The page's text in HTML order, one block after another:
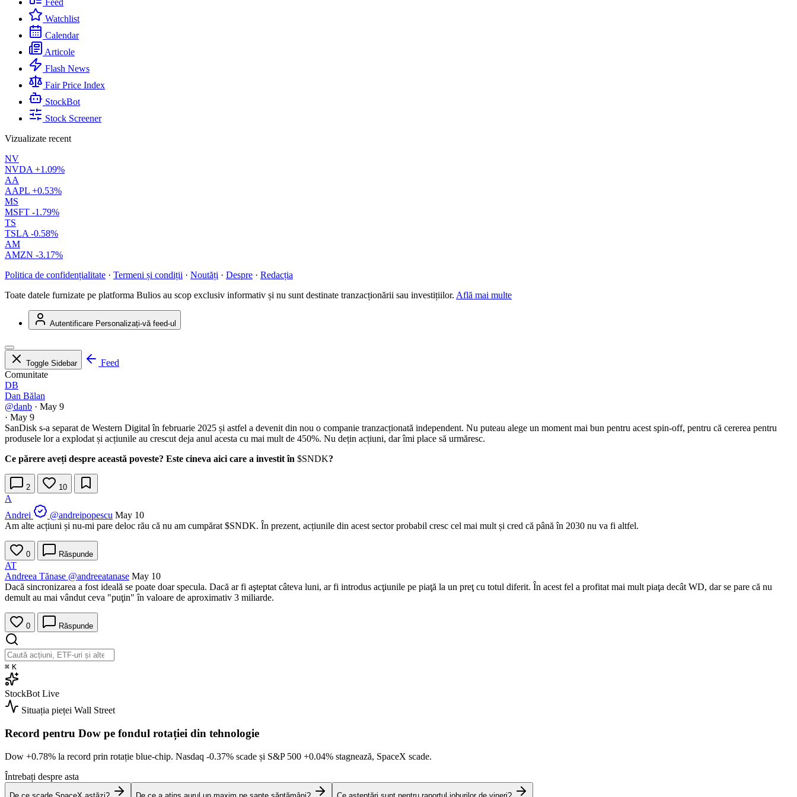
Feed
Watchlist
Calendar
Articole
Flash News
Fair Price Index
StockBot
Stock Screener
Vizualizate recent
NV
NVDA +1.09%
AA
AAPL +0.53%
MS
MSFT -1.79%
TS
TSLA -0.58%
AM
AMZN -3.17%
Politica de confidențialitate · Termeni și condiții · Noutăți · Despre · Redacția
Toate datele furnizate pe platforma Bulios au scop exclusiv informativ și nu sunt destinate tranzacționării sau investițiilor. Află mai multe
Autentificare Personalizați-vă feed-ul
Toggle Sidebar
Feed
Comunitate
DB
Dan Bălan
@danb · May 9
· May 9
SanDisk s-a separat de Western Digital în februarie 2025 și astfel a devenit din nou o companie tranzacționată independent. Nu puteau alege un moment mai bun pentru acest spin-off, pentru că cererea pentru
produsele lor a explodat și acțiunile au crescut deja anul acesta cu mai mult de 450%. Nu dețin acțiuni, dar îmi place să urmăresc.
Ce părere aveți despre această poveste? Este cineva aici care a investit în $SNDK?
2 10
A
Andrei
@andreipopescu May 10
Am alte acțiuni și nu-mi pare deloc rău că nu am cumpărat $SNDK. În prezent, acțiunile din acest sector probabil cresc cel mai mult și cred că până în 2030 nu va fi altfel.
0 Răspunde
AT
Andreea Tănase @andreeatanase May 10
Dacă sincronizarea a fost ideală se poate doar specula. Dacă ar fi aşteptat câteva luni, ar fi introdus acţiunile pe piaţă la un preţ cu totul diferit. În acest fel a profitat mai mult piaţa decât WD, dar se pare că nu
demult au mai vândut ceva "puţin" în valoare de aproximativ 3 miliarde.
0 Răspunde
⌘ K
StockBot Live
Situația pieței Wall Street
Record pentru Dow pe fondul rotației din tehnologie
Dow +0.78% la record prin rotație blue-chip. Nasdaq -0.37% scade și S&P 500 +0.04% stagnează, SpaceX scade.
Întrebați despre asta